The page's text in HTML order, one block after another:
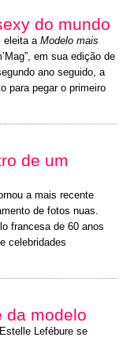
do mundo
eleita a Modelo mais
em sua edição de
ano seguido, a
para pegar o primeiro
de um
a mais recente
de fotos nuas.
francesa de 60 anos
celebridades
da modelo
Lefébure se